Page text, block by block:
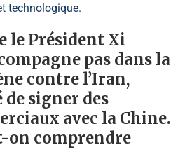
technologique.
le Président Xi
pas dans la
contre l’Iran,
signer des
avec la Chine.
on comprendre